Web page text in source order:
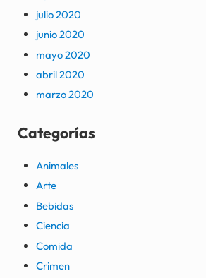
julio 2020
junio 2020
mayo 2020
abril 2020
marzo 2020
Categorías
Animales
Arte
Bebidas
Ciencia
Comida
Crimen